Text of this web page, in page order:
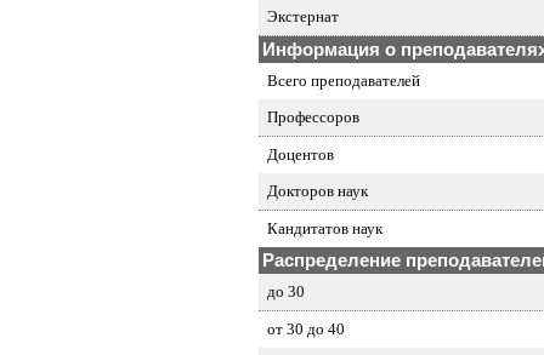
Экстернат
Информация о
Всего преподавателей
Профессоров
Доцентов
Докторов наук
Кандитатов наук
Распределение
до 30
от 30 до 40